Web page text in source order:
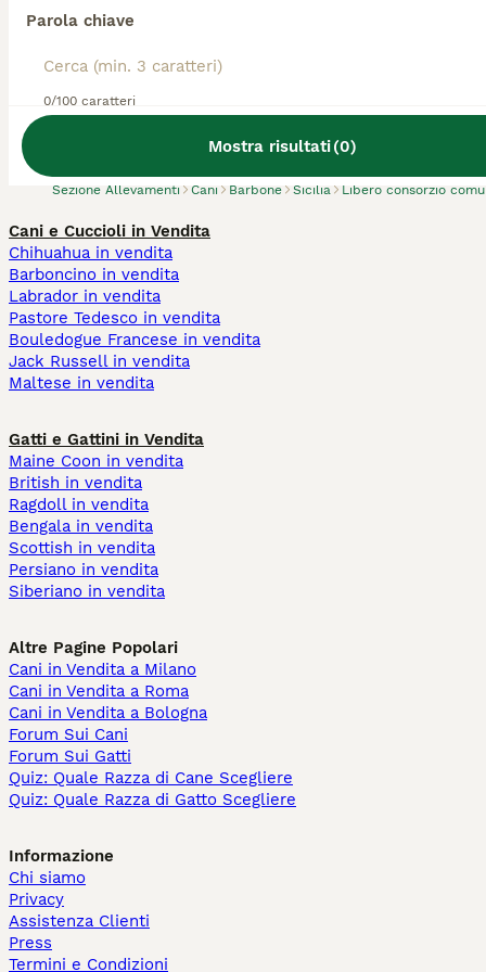
Parola chiave
0/100 caratteri
Mostra risultati(0)
Sezione Allevamenti Cani Barbone Sicilia Libero consorzio
Cani e Cuccioli in Vendita
Chihuahua in vendita
Barboncino in vendita
Labrador in vendita
Pastore Tedesco in vendita
Bouledogue Francese in vendita
Jack Russell in vendita
Maltese in vendita
Gatti e Gattini in Vendita
Maine Coon in vendita
British in vendita
Ragdoll in vendita
Bengala in vendita
Scottish in vendita
Persiano in vendita
Siberiano in vendita
Altre Pagine Popolari
Cani in Vendita a Milano
Cani in Vendita a Roma
Cani in Vendita a Bologna
Forum Sui Cani
Forum Sui Gatti
Quiz: Quale Razza di Cane Scegliere
Quiz: Quale Razza di Gatto Scegliere
Informazione
Chi siamo
Privacy
Assistenza Clienti
Press
Termini e Condizioni